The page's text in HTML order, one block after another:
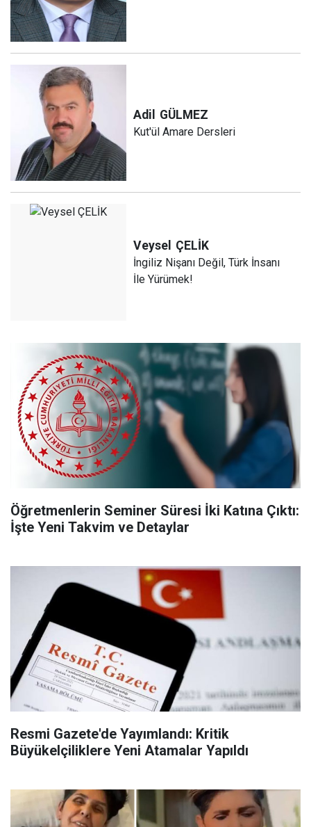
Adil GÜLMEZ
Kut'ül Amare Dersleri
Veysel ÇELİK
İngiliz Nişanı Değil, Türk İnsanı
İle Yürümek!
Öğretmenlerin Seminer Süresi İki Katına Çıktı:
İşte Yeni Takvim ve Detaylar
Resmi Gazete'de Yayımlandı: Kritik
Büyükelçiliklere Yeni Atamalar Yapıldı